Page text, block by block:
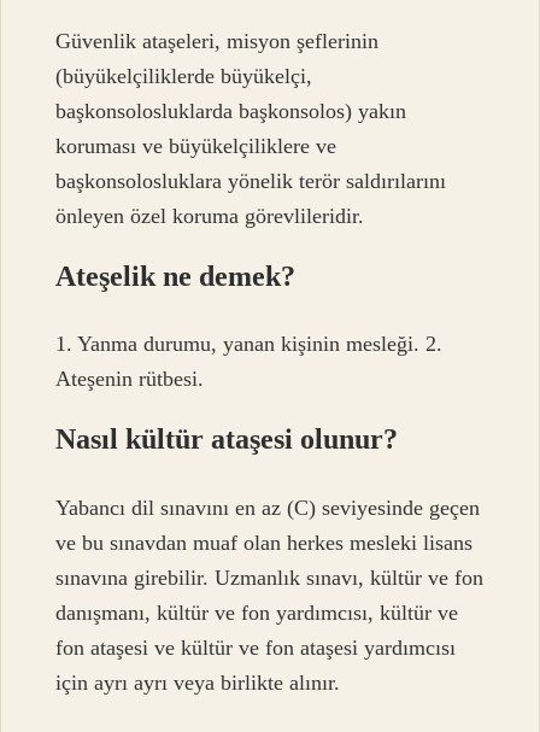
Güvenlik ataşeleri, misyon şeflerinin
(büyükelçiliklerde büyükelçi,
başkonsolosluklarda başkonsolos) yakın
koruması ve büyükelçiliklere ve
başkonsolosluklara yönelik terör saldırılarını
önleyen özel koruma görevlileridir.
Ateşelik ne demek?
1. Yanma durumu, yanan kişinin mesleği. 2.
Ateşenin rütbesi.
Nasıl kültür ataşesi olunur?
Yabancı dil sınavını en az (C) seviyesinde geçen
ve bu sınavdan muaf olan herkes mesleki lisans
sınavına girebilir. Uzmanlık sınavı, kültür ve fon
danışmanı, kültür ve fon yardımcısı, kültür ve
fon ataşesi ve kültür ve fon ataşesi yardımcısı
için ayrı ayrı veya birlikte alınır.